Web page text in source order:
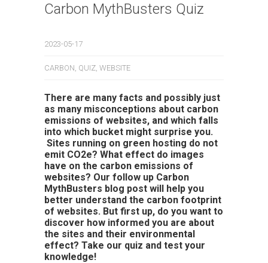
Carbon MythBusters Quiz
2023-05-17
CARBON QUIZ WEBSITE
There are many facts and possibly just
as many misconceptions about carbon
emissions of websites, and which falls
into which bucket might surprise you.
Sites running on green hosting do not
emit CO2e? What effect do images
have on the carbon emissions of
websites? Our follow up Carbon
MythBusters blog post will help you
better understand the carbon footprint
of websites. But first up, do you want to
discover how informed you are about
the sites and their environmental
effect? Take our quiz and test your
knowledge!